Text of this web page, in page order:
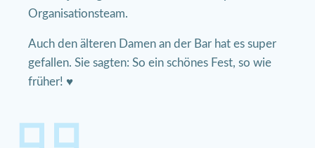
Organisationsteam.
Auch den älteren Damen an der Bar hat es super
gefallen. Sie sagten: So ein schönes Fest, so wie
früher! ♥